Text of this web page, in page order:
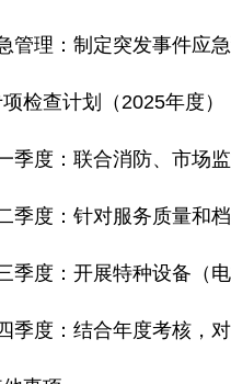
管理 ：制定突发事件应
检查计划（2025年度）
季度 ：联合消防、市场
季度 ：针对服务质量和
季度 ：开展特种设备（
季度： 结合年度考核，